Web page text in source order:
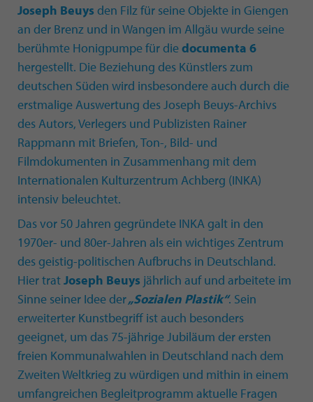
Joseph Beuys den Filz für seine Objekte in Giengen
an der Brenz und in Wangen im Allgäu wurde seine
berühmte Honigpumpe für diedocumenta 6
hergestellt. Die Beziehung des Künstlers zum
deutschen Süden wird insbesondere auch durch die
erstmalige Auswertung des Joseph Beuys-Archivs
des Autors, Verlegers und Publizisten Rainer
Rappmann mit Briefen, Ton-, Bild- und
Filmdokumenten in Zusammenhang mit dem
Internationalen Kulturzentrum Achberg (INKA)
intensiv beleuchtet.
Das vor 50 Jahren gegründete INKA galt in den
1970er- und 80er-Jahren als ein wichtiges Zentrum
des geistig-politischen Aufbruchs in Deutschland.
Hier tratJoseph Beuys jährlich auf und arbeitete im
Sinne seiner Idee der„Sozialen Plastik“. Sein
erweiterter Kunstbegriff ist auch besonders
geeignet, um das 75-jährige Jubiläum der ersten
freien Kommunalwahlen in Deutschland nach dem
Zweiten Weltkrieg zu würdigen und mithin in einem
umfangreichen Begleitprogramm aktuelle Fragen